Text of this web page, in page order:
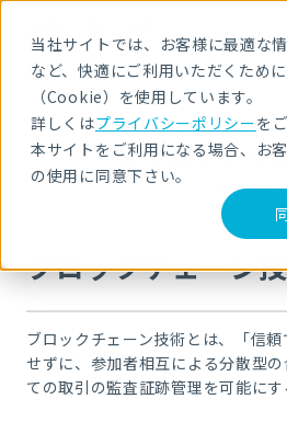
当社サイトでは、お客様に最適な
など、快適にご利用いただくため
（Cookie）を使用しています。
詳しくはプライバシーポリシーを
本サイトをご利用になる場合、お
の使用に同意下さい。
HOME セキュリティ用語解説 ブロックチェ
セキュリティ
ブロックチェーン
ブロックチェーン技術とは、「信
せずに、参加者相互による分散型
ての取引の監査証跡管理を可能にす